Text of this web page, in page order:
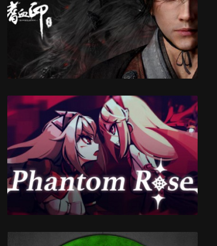
Un Pas Fragile
Bloody Spell